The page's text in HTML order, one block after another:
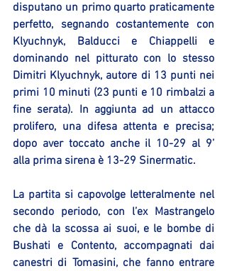
disputano un primo quarto praticamente
perfetto, segnando costantemente con
Klyuchnyk, Balducci e Chiappelli e
dominando nel pitturato con lo stesso
Dimitri Klyuchnyk, autore di 13 punti nei
primi 10 minuti (23 punti e 10 rimbalzi a
fine serata). In aggiunta ad un attacco
prolifero, una difesa attenta e precisa;
dopo aver toccato anche il 10-29 al 9’
alla prima sirena è 13-29 Sinermatic.
La partita si capovolge letteralmente nel
secondo periodo, con l’ex Mastrangelo
che dà la scossa ai suoi, e le bombe di
Bushati e Contento, accompagnati dai
canestri di Tomasini, che fanno entrare